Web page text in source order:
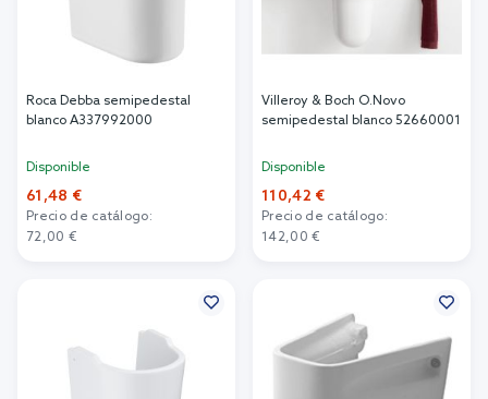
Roca Debba semipedestal
blanco A337992000
Disponible
61,48 €
Precio de catálogo:
72,00 €
Villeroy & Boch O.Novo
semipedestal blanco 52660001
Disponible
110,42 €
Precio de catálogo:
142,00 €